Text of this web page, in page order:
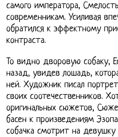
самого императора,
современникам. Усиливая
обратился к эффектному
контраста.
То видно дворовую собаку,
назад, увидев лошадь,
ней. Художник писал
своих соотечественников.
оригинальных сюжетов,
басен к произведениям
собачка смотрит на